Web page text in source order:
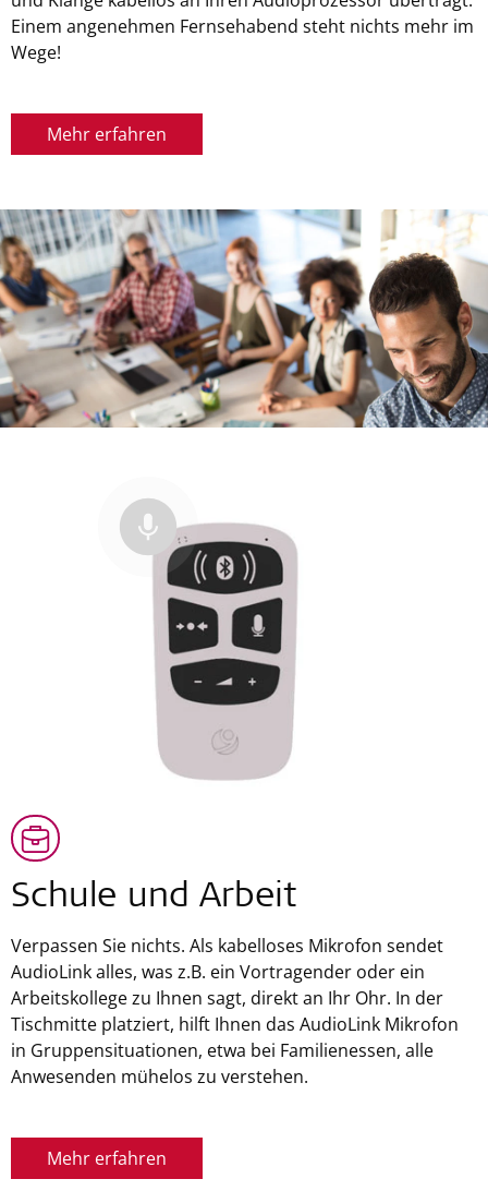
Einem angenehmen Fernsehabend steht nichts mehr im
Wege!
Mehr erfahren
Schule und Arbeit
Verpassen Sie nichts. Als kabelloses Mikrofon sendet
AudioLink alles, was z.B. ein Vortragender oder ein
Arbeitskollege zu Ihnen sagt, direkt an Ihr Ohr. In der
Tischmitte platziert, hilft Ihnen das AudioLink Mikrofon
in Gruppensituationen, etwa bei Familienessen, alle
Anwesenden mühelos zu verstehen.
Mehr erfahren